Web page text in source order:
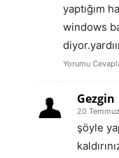
yaptığım
windows
Yorumu
Gezgin
20
şöyle